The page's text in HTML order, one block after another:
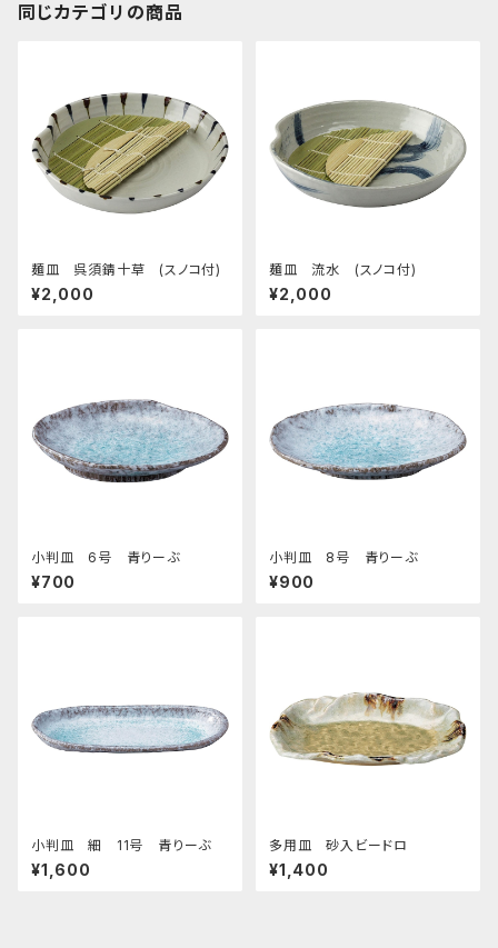
同じカテゴリの商品
麺皿 呉須錆十草 (スノコ付)
¥2,000
麺皿 流水 (スノコ付)
¥2,000
小判皿 6号 青りーぶ
¥700
小判皿 8号 青りーぶ
¥900
小判皿 細 11号 青りーぶ
¥1,600
多用皿 砂入ビードロ
¥1,400